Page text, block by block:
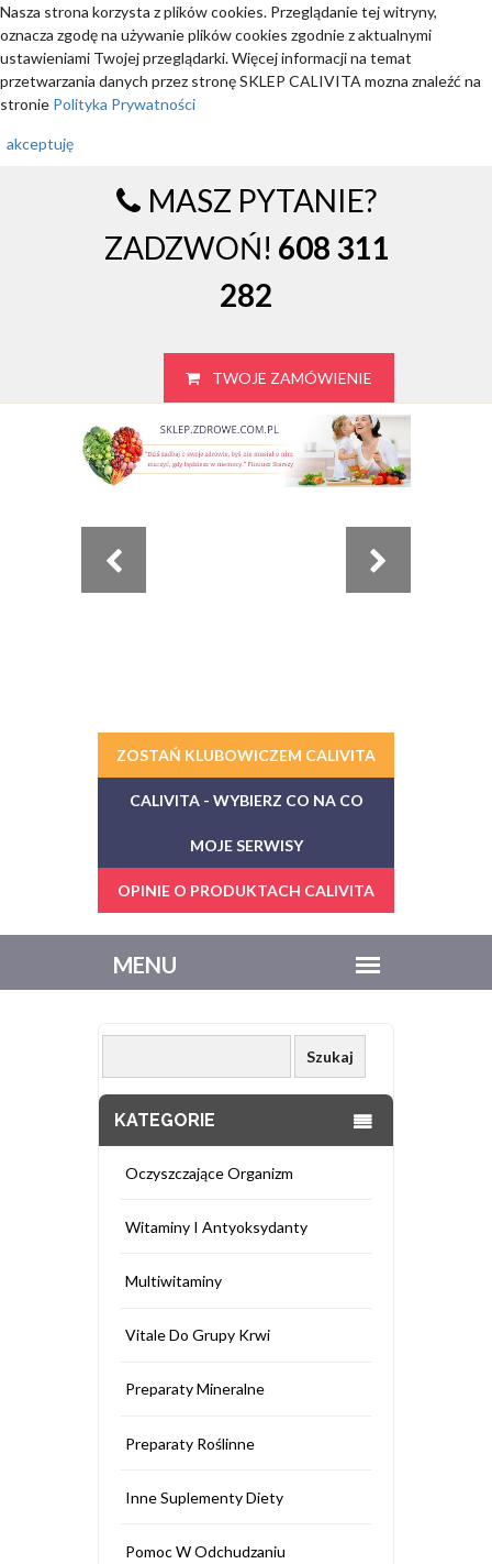
Nasza strona korzysta z plików cookies. Przeglądanie tej witryny,
oznacza zgodę na używanie plików cookies zgodnie z aktualnymi
ustawieniami Twojej przeglądarki. Więcej informacji na temat
przetwarzania danych przez stronę SKLEP CALIVITA mozna znaleźć na
stronie Polityka Prywatności
akceptuję
MASZ PYTANIE?
ZADZWOŃ! 608 311
282
TWOJE ZAMÓWIENIE
ZOSTAŃ KLUBOWICZEM CALIVITA
CALIVITA - WYBIERZ CO NA CO
MOJE SERWISY
OPINIE O PRODUKTACH CALIVITA
KATEGORIE
Oczyszczające Organizm
Witaminy I Antyoksydanty
Multiwitaminy
Vitale Do Grupy Krwi
Preparaty Mineralne
Preparaty Roślinne
Inne Suplementy Diety
Pomoc W Odchudzaniu